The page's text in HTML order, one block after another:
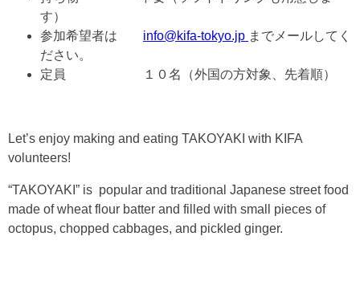
す）
参加希望者は info@kifa-tokyo.jp までメールしてく
ださい。
定員 １０名（外国の方対象、先着順）
Let’s enjoy making and eating TAKOYAKI with KIFA
volunteers!
“TAKOYAKI” is popular and traditional Japanese street food
made of wheat flour batter and filled with small pieces of
octopus, chopped cabbages, and pickled ginger.